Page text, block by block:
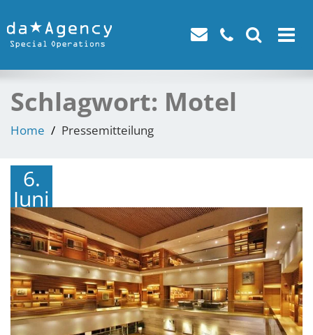
Toggle
Schlagwort: Motel
Home Pressemitteilung
6.
Juni
2018